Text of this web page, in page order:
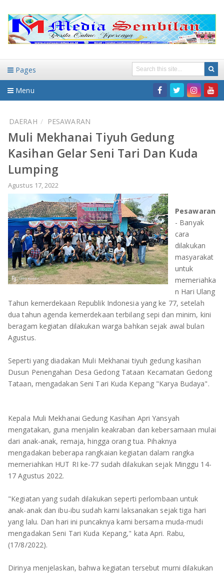
Pages
Menu
DAERAH
NASIONAL
DAERAH
BANDAR LAMPUNG
METRO
LAMPUNG TENGAH
LAMPUNG UTARA
LAMPUNG TIMUR
LAMPUNG BARAT
PESAWARAN
PESISIR BARAT
TULANG BAWANG
TULANG BAWANG BARAT
MESUJI
WAY KANAN
PRINGSEWU
HUKUM-KRIMINAL
PENDIDIKAN
WISATA
OLAHRAGA
ADVETORIAL
DAERAH PESAWARAN
Muli Mekhanai Tiyuh Gedung
Kasihan Gelar Seni Tari Dan Kuda
Lumping
Agustus 17, 2022
Pesawaran
- Banyak
cara
dilakukan
masyarakat
untuk
memeriahka
n Hari Ulang
Tahun kemerdekaan Republik Indonesia yang ke 77, setelah
dua tahun agenda kemerdekaan terbilang sepi dan minim, kini
beragam kegiatan dilakukan warga bahkan sejak awal bulan
Agustus.
Seperti yang diadakan Muli Mekhanai tiyuh gedung kasihan
Dusun Penengahan Desa Gedong Tataan Kecamatan Gedong
Tataan, mengadakan Seni Tari Kuda Kepang "Karya Budaya".
Kepala Muli Mekhanai Gedung Kasihan Apri Yansyah
mengatakan, guna menjalin keakraban dan kebersamaan mulai
dari anak-anak, remaja, hingga orang tua. Pihaknya
mengadakan beberapa rangkaian kegiatan dalam rangka
memeriahkan HUT RI ke-77 sudah dilakukan sejak Minggu 14-
17 Agustus 2022.
"Kegiatan yang sudah dilakukan seperti perlombaan untuk
anak-anak dan ibu-ibu sudah kami laksanakan sejak tiga hari
yang lalu. Dan hari ini puncaknya kami bersama muda-mudi
mengadakan Seni Tari Kuda Kepang," kata Apri. Rabu,
(17/8/2022).
Dirinya menjelaskan, bahwa kegiatan tersebut murni dilakukan